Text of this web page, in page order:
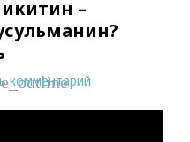
–
комментарий